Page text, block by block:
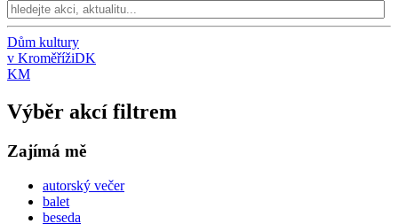
Dům kultury
v KroměřížiDK
KM
Výběr akcí filtrem
Zajímá mě
autorský večer
balet
beseda